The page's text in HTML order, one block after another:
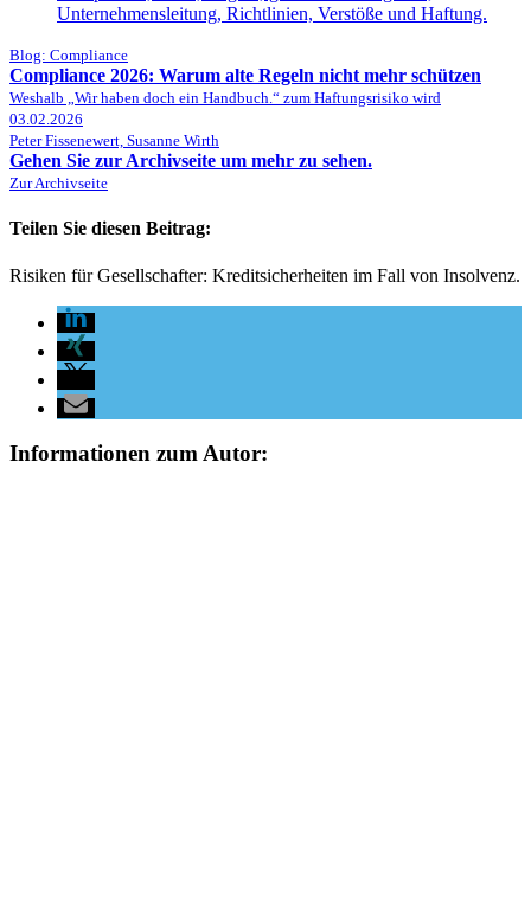
Blog: Compliance
Compliance 2026: Warum alte Regeln nicht mehr schützen
Weshalb „Wir haben doch ein Handbuch.“ zum Haftungsrisiko wird
03.02.2026
Peter Fissenewert, Susanne Wirth
Gehen Sie zur Archivseite um mehr zu sehen.
Zur Archivseite
Teilen Sie diesen Beitrag:
Risiken für Gesellschafter: Kreditsicherheiten im Fall von Insolvenz.
Informationen zum Autor: